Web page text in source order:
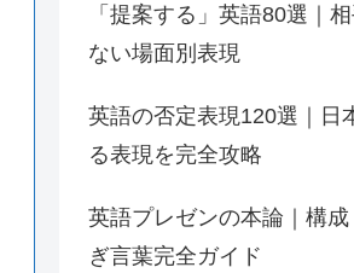
「提案する」英語80選｜
ない場面別表現
英語の否定表現120選｜日
る表現を完全攻略
英語プレゼンの本論｜構
ぎ言葉完全ガイド